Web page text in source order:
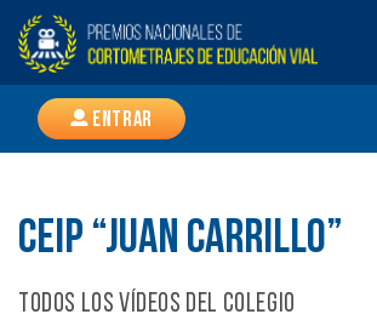
Entrar
CEIP “JUAN CARRILLO”
Todos los vídeos del colegio